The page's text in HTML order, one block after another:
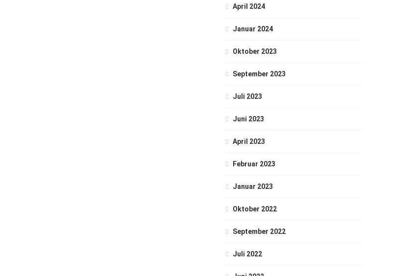
April 2024
Januar 2024
Oktober 2023
September 2023
Juli 2023
Juni 2023
April 2023
Februar 2023
Januar 2023
Oktober 2022
September 2022
Juli 2022